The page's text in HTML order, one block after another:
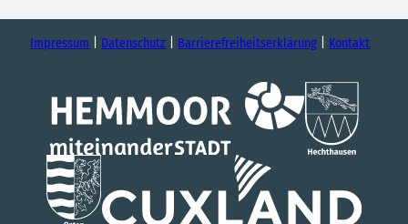
Impressum Datenschutz Barrierefreiheitserklärung Kontakt